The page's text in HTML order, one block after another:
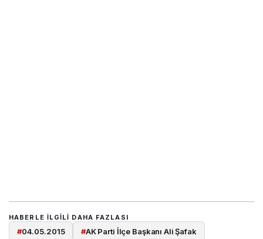
HABERLE ILGILI DAHA FAZLASI
#04.05.2015 #AK Parti İlçe Başkanı Ali Şafak